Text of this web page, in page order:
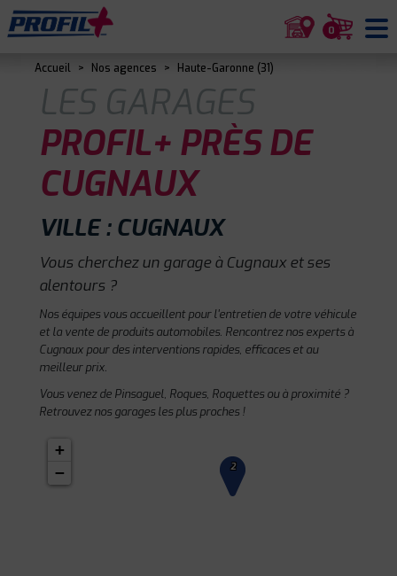
0
Accueil > Nos agences > Haute-Garonne (31)
LES GARAGES
PROFIL+ PRÈS DE
CUGNAUX
VILLE : CUGNAUX
Vous cherchez un garage à Cugnaux et ses
alentours ?
Nos équipes vous accueillent pour l'entretien de votre véhicule
et la vente de produits automobiles. Rencontrez nos experts à
Cugnaux pour des interventions rapides, efficaces et au
meilleur prix.
Vous venez de Pinsaguel, Roques, Roquettes ou à proximité ?
Retrouvez nos garages les plus proches !
2
+
−